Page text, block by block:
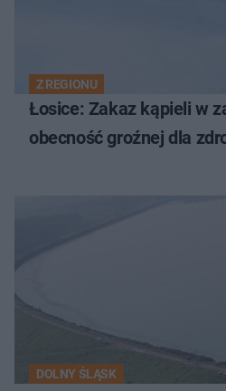
Z REGIONU
Łosice: Zakaz kąpieli w
obecność groźnej dla
DOLNY ŚLĄSK